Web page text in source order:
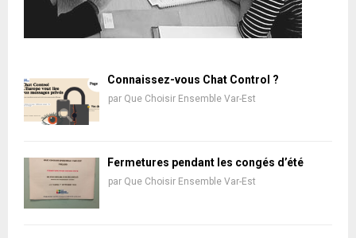
Connaissez-vous Chat Control ?
par Que Choisir Ensemble Var-Est
Fermetures pendant les congés d’été
par Que Choisir Ensemble Var-Est